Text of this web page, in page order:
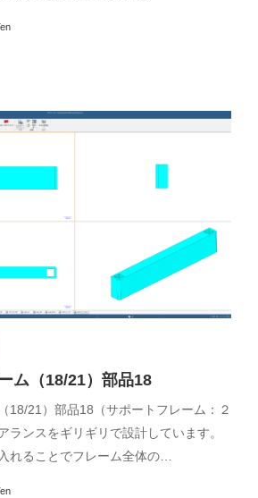
ム（18/21）部品18
18/21）部品18（サポートフレーム：２
ランスをギリギリで設計しています。
れることでフレーム全体の…